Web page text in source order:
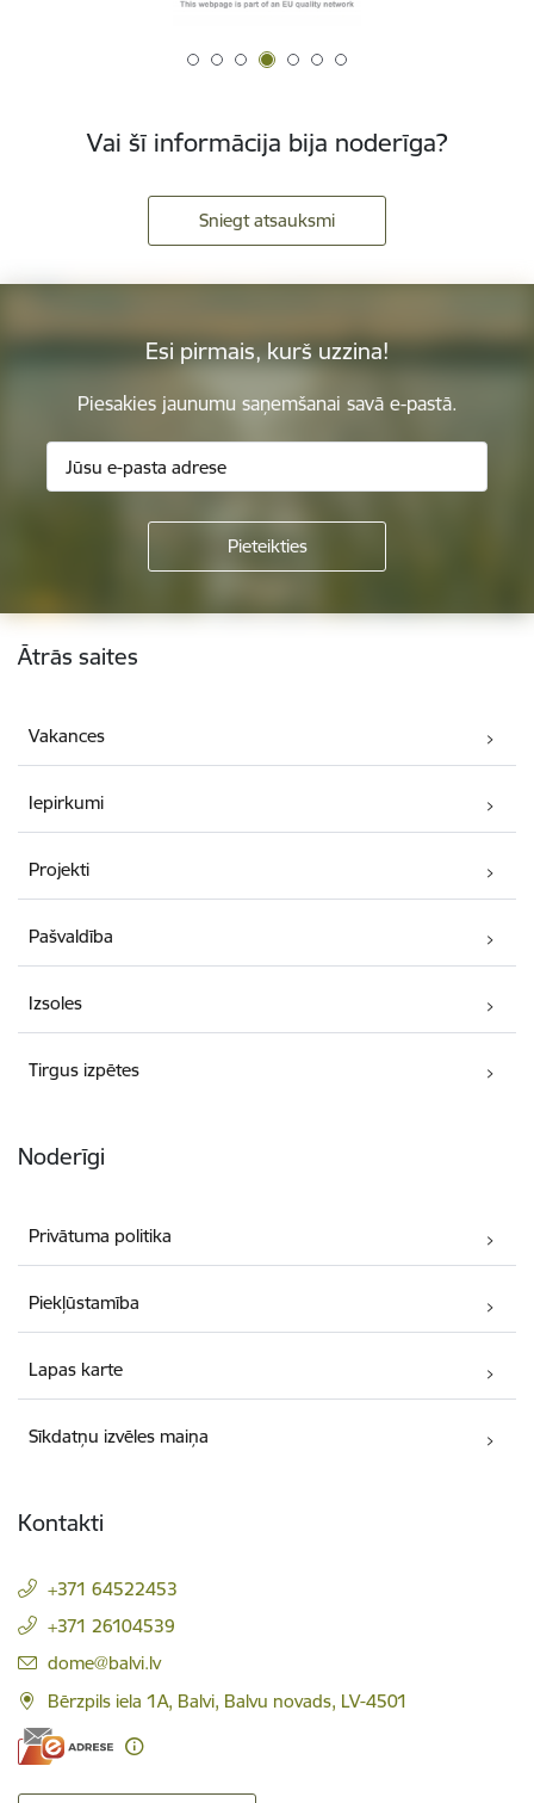
Vai šī informācija bija noderīga?
Sniegt atsauksmi
Esi pirmais, kurš uzzina!
Piesakies jaunumu saņemšanai savā e-pastā.
Kājene
Ātrās saites
Vakances
Iepirkumi
Projekti
Pašvaldība
Izsoles
Tirgus izpētes
Noderīgi
Privātuma politika
Piekļūstamība
Lapas karte
Sīkdatņu izvēles maiņa
Kontakti
+371 64522453
+371 26104539
E-pasts:
dome@balvi.lv
Bērzpils iela 1A, Balvi, Balvu novads, LV-4501